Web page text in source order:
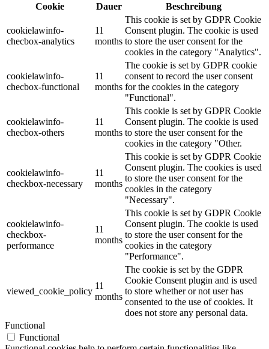
Cookie
Dauer Beschreibung
cookielawinfo-
checbox-analytics
11
months
This cookie is set by GDPR Cookie
Consent plugin. The cookie is used
to store the user consent for the
cookies in the category "Analytics".
cookielawinfo-
checbox-functional
11
months
The cookie is set by GDPR cookie
consent to record the user consent
for the cookies in the category
"Functional".
cookielawinfo-
checbox-others
11
months
This cookie is set by GDPR Cookie
Consent plugin. The cookie is used
to store the user consent for the
cookies in the category "Other.
cookielawinfo-
checkbox-necessary
11
months
This cookie is set by GDPR Cookie
Consent plugin. The cookies is used
to store the user consent for the
cookies in the category
"Necessary".
cookielawinfo-
checkbox-
performance
11
months
This cookie is set by GDPR Cookie
Consent plugin. The cookie is used
to store the user consent for the
cookies in the category
"Performance".
viewed_cookie_policy
11
months
The cookie is set by the GDPR
Cookie Consent plugin and is used
to store whether or not user has
consented to the use of cookies. It
does not store any personal data.
Functional
Functional